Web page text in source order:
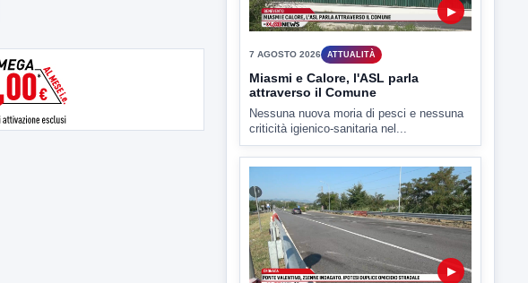
7 AGOSTO 2026 ATTUALITÀ
Miasmi e Calore, l'ASL parla
attraverso il Comune
Nessuna nuova moria di pesci e nessuna
criticità igienico-sanitaria nel...